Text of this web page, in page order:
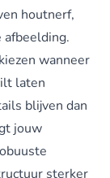
houtnerf,
afbeelding.
wanneer
laten
blijven dan
jouw
sterker